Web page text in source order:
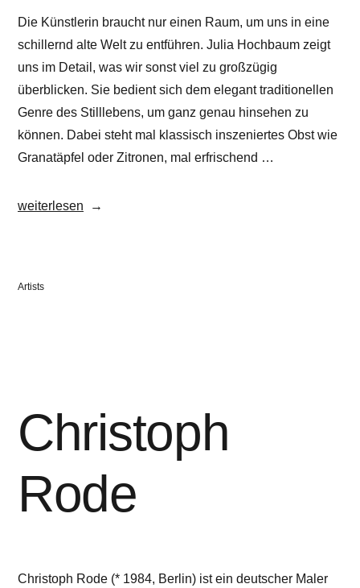
Die Künstlerin braucht nur einen Raum, um uns in eine
schillernd alte Welt zu entführen. Julia Hochbaum zeigt
uns im Detail, was wir sonst viel zu großzügig
überblicken. Sie bedient sich dem elegant traditionellen
Genre des Stilllebens, um ganz genau hinsehen zu
können. Dabei steht mal klassisch inszeniertes Obst wie
Granatäpfel oder Zitronen, mal erfrischend …
„Julia
weiterlesen
Veröffentlicht
Artists
Christoph
Rode
Christoph Rode (* 1984, Berlin) ist ein deutscher Maler